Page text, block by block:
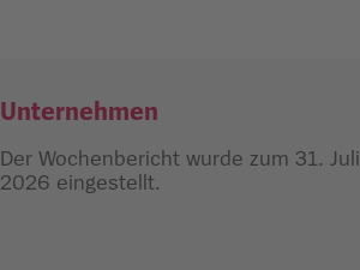
Unternehmen
Der Wochenbericht wurde zum 31. Juli
2026 eingestellt.